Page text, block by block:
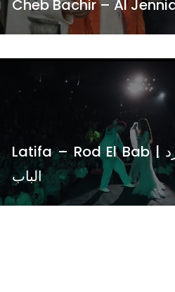
Latifa – Rod El Bab | لطيفة – رد
الباب